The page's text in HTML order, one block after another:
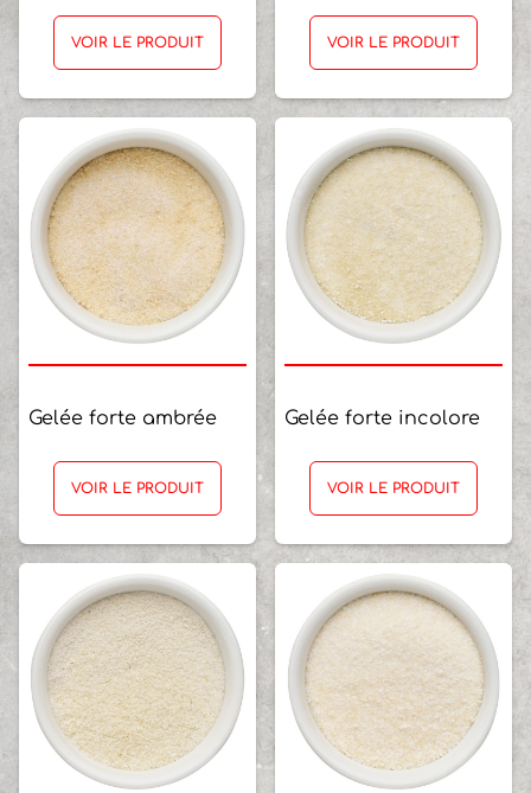
VOIR LE PRODUIT VOIR LE PRODUIT
Gelée forte ambrée
VOIR LE PRODUIT
Gelée forte incolore
VOIR LE PRODUIT